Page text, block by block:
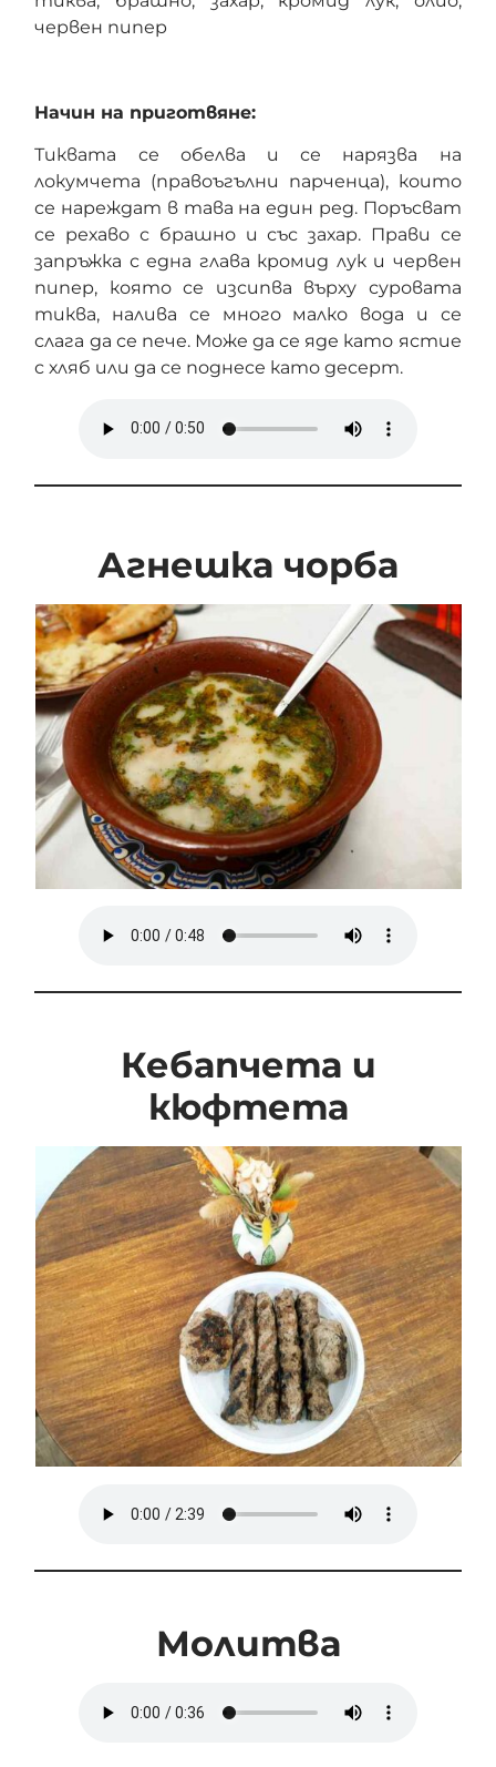
червен пипер
Начин на приготвяне:
Тиквата се обелва и се нарязва на
локумчета (правоъгълни парченца), които
се нареждат в тава на един ред. Поръсват
се рехаво с брашно и със захар. Прави се
запръжка с една глава кромид лук и червен
пипер, която се изсипва върху суровата
тиква, налива се много малко вода и се
слага да се пече. Може да се яде като ястие
с хляб или да се поднесе като десерт.
Агнешка чорба
Кебапчета и
кюфтета
Молитва